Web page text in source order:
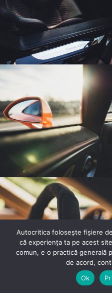
Autocritica folosește fișiere
că experiența ta pe acest
comun, e o practică generală
de acord,
Ok